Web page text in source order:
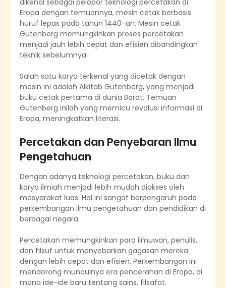
Eropa dengan temuannya, mesin cetak berbasis
huruf lepas pada tahun 1440-an. Mesin cetak
Gutenberg memungkinkan proses percetakan
menjadi jauh lebih cepat dan efisien dibandingkan
teknik sebelumnya.
Salah satu karya terkenal yang dicetak dengan
mesin ini adalah Alkitab Gutenberg, yang menjadi
buku cetak pertama di dunia Barat. Temuan
Gutenberg inilah yang memicu revolusi informasi di
Eropa, meningkatkan literasi.
Percetakan dan Penyebaran Ilmu
Pengetahuan
Dengan adanya teknologi percetakan, buku dan
karya ilmiah menjadi lebih mudah diakses oleh
masyarakat luas. Hal ini sangat berpengaruh pada
perkembangan ilmu pengetahuan dan pendidikan di
berbagai negara.
Percetakan memungkinkan para ilmuwan, penulis,
dan filsuf untuk menyebarkan gagasan mereka
dengan lebih cepat dan efisien. Perkembangan ini
mendorong munculnya era pencerahan di Eropa, di
mana ide-ide baru tentang sains, filsafat.